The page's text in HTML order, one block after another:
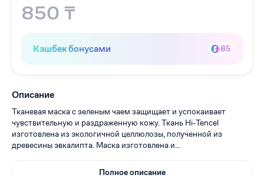
850 ₸
Кэшбек бонусами 85
Описание
Тканевая маска с зеленым чаем защищает и успокаивает
чувствительную и раздраженную кожу. Ткань Hi-Tencel
изготовлена из экологичной целлюлозы, полученной из
древесины эвкалипта. Маска изготовлена и...
Полное описание